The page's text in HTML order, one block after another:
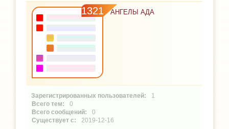
1321 АНГЕЛЫ АДА
1
0
0
2019-12-16